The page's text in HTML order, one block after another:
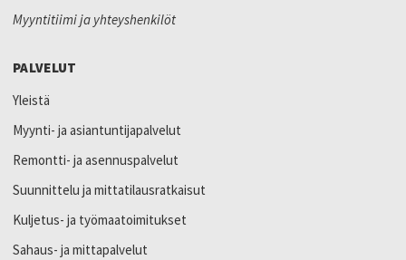
Myyntitiimi ja yhteyshenkilöt
PALVELUT
Yleistä
Myynti- ja asiantuntijapalvelut
Remontti- ja asennuspalvelut
Suunnittelu ja mittatilausratkaisut
Kuljetus- ja työmaatoimitukset
Sahaus- ja mittapalvelut